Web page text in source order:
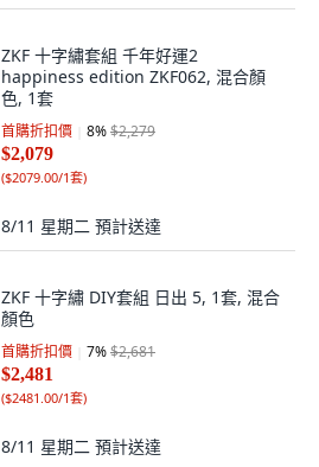
ZKF 十字繡套組 千年好運2
happiness edition ZKF062, 混合顏
色, 1套
首購折扣價 8%$2,279
$2,079
($2079.00/1套)
8/11 星期二 預計送達
ZKF 十字繡 DIY套組 日出 5, 1套, 混合
顏色
首購折扣價 7%$2,681
$2,481
($2481.00/1套)
8/11 星期二 預計送達